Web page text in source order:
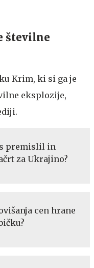
številne
Krim, ki si ga je
eksplozije,
premislil in
za Ukrajino?
cen hrane